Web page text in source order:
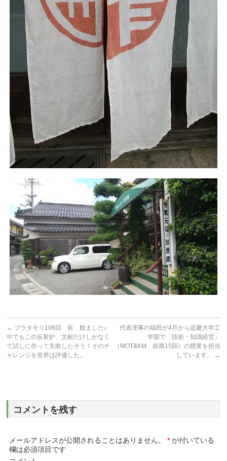
← ブラタモリ106回 萩 観ました♪
中でもこの反射炉、文献だけしかなく
て試しに作って失敗したそう！そのチ
ャレンジを世界は評価した。
代表理事の福田が4月から近畿大学工
学部で「技術・知識経営」
（MOT&KM 前期15回）の授業を担当
しています。
→
コメントを残す
メールアドレスが公開されることはありません。 * が付いている
欄は必須項目です